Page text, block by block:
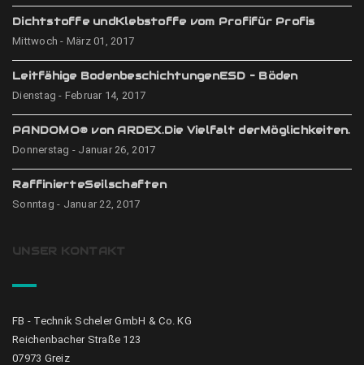
Dichtstoffe undKlebstoffe vom Profifür Profis
Mittwoch - März 01, 2017
Leitfähige BodenbeschichtungenESD – Böden
Dienstag - Februar 14, 2017
PANDOMO® von ARDEX.Die Vielfalt derMöglichkeiten.
Donnerstag - Januar 26, 2017
RaffinierteSeilschaften
Sonntag - Januar 22, 2017
UNSER KONTAKT
FB - Technik Scheler GmbH & Co. KG
Reichenbacher Straße 123
07973 Greiz